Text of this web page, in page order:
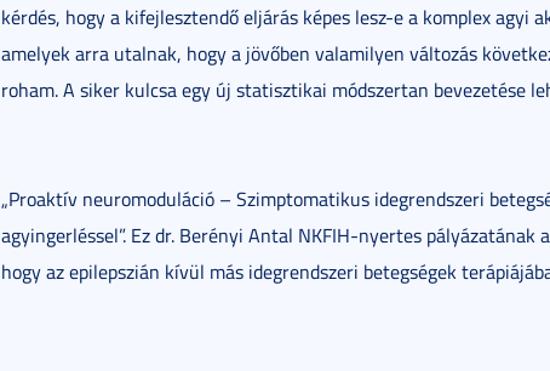
kérdés, hogy a kifejlesztendő eljárás képes lesz-e a komplex agyi
amelyek arra utalnak, hogy a jövőben valamilyen változás
roham. A siker kulcsa egy új statisztikai módszertan bevezetése
„Proaktív neuromoduláció – Szimptomatikus idegrendszeri
agyingerléssel”. Ez dr. Berényi Antal NKFIH-nyertes pályázatának
hogy az epilepszián kívül más idegrendszeri betegségek